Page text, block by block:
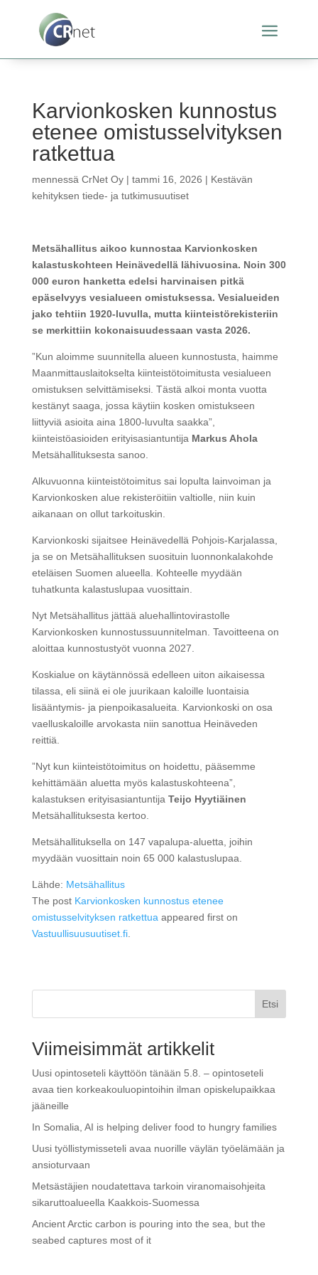
Karvionkosken kunnostus
etenee omistusselvityksen
ratkettua
mennessä CrNet Oy| tammi 16, 2026 | Kestävän
kehityksen tiede- ja tutkimusuutiset
Metsähallitus aikoo kunnostaa Karvionkosken
kalastuskohteen Heinävedellä lähivuosina. Noin 300
000 euron hanketta edelsi harvinaisen pitkä
epäselvyys vesialueen omistuksessa. Vesialueiden
jako tehtiin 1920-luvulla, mutta kiinteistörekisteriin
se merkittiin kokonaisuudessaan vasta 2026.
”Kun aloimme suunnitella alueen kunnostusta, haimme
Maanmittauslaitokselta kiinteistötoimitusta vesialueen
omistuksen selvittämiseksi. Tästä alkoi monta vuotta
kestänyt saaga, jossa käytiin kosken omistukseen
liittyviä asioita aina 1800-luvulta saakka”,
kiinteistöasioiden erityisasiantuntija Markus Ahola
Metsähallituksesta sanoo.
Alkuvuonna kiinteistötoimitus sai lopulta lainvoiman ja
Karvionkosken alue rekisteröitiin valtiolle, niin kuin
aikanaan on ollut tarkoituskin.
Karvionkoski sijaitsee Heinävedellä Pohjois-Karjalassa,
ja se on Metsähallituksen suosituin luonnonkalakohde
eteläisen Suomen alueella. Kohteelle myydään
tuhatkunta kalastuslupaa vuosittain.
Nyt Metsähallitus jättää aluehallintovirastolle
Karvionkosken kunnostussuunnitelman. Tavoitteena on
aloittaa kunnostustyöt vuonna 2027.
Koskialue on käytännössä edelleen uiton aikaisessa
tilassa, eli siinä ei ole juurikaan kaloille luontaisia
lisääntymis- ja pienpoikasalueita. Karvionkoski on osa
vaelluskaloille arvokasta niin sanottua Heinäveden
reittiä.
”Nyt kun kiinteistötoimitus on hoidettu, pääsemme
kehittämään aluetta myös kalastuskohteena”,
kalastuksen erityisasiantuntija Teijo Hyytiäinen
Metsähallituksesta kertoo.
Metsähallituksella on 147 vapalupa-aluetta, joihin
myydään vuosittain noin 65 000 kalastuslupaa.
Lähde: Metsähallitus
The post Karvionkosken kunnostus etenee
omistusselvityksen ratkettuaappeared first on
Vastuullisuusuutiset.fi.
Etsi
Viimeisimmät artikkelit
Uusi opintoseteli käyttöön tänään 5.8. – opintoseteli
avaa tien korkeakouluopintoihin ilman opiskelupaikkaa
jääneille
In Somalia, AI is helping deliver food to hungry families
Uusi työllistymisseteli avaa nuorille väylän työelämään ja
ansioturvaan
Metsästäjien noudatettava tarkoin viranomaisohjeita
sikaruttoalueella Kaakkois-Suomessa
Ancient Arctic carbon is pouring into the sea, but the
seabed captures most of it